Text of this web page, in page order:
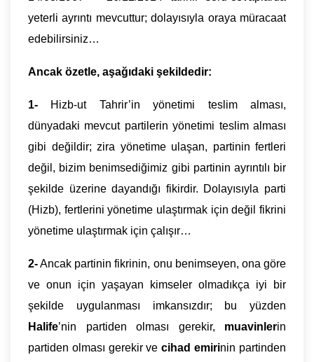
yeterli ayrıntı mevcuttur; dolayısıyla oraya müracaat
edebilirsiniz…
Ancak özetle, aşağıdaki şekildedir:
1- Hizb-ut Tahrir’in yönetimi teslim alması,
dünyadaki mevcut partilerin yönetimi teslim alması
gibi değildir; zira yönetime ulaşan, partinin fertleri
değil, bizim benimsediğimiz gibi partinin ayrıntılı bir
şekilde üzerine dayandığı fikirdir. Dolayısıyla parti
(Hizb), fertlerini yönetime ulaştırmak için değil fikrini
yönetime ulaştırmak için çalışır…
2-Ancak partinin fikrinin, onu benimseyen, ona göre
ve onun için yaşayan kimseler olmadıkça iyi bir
şekilde uygulanması imkansızdır; bu yüzden
Halife’nin partiden olması gerekir, muavinlerin
partiden olması gerekir vecihad emirinin partinden